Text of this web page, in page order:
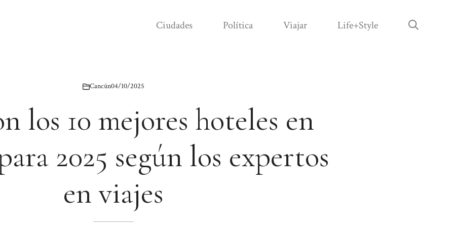
Ciudades Política Viajar Life+Style
Cancún04/10/2025
los 10 mejores hoteles en
2025 según los expertos
en viajes